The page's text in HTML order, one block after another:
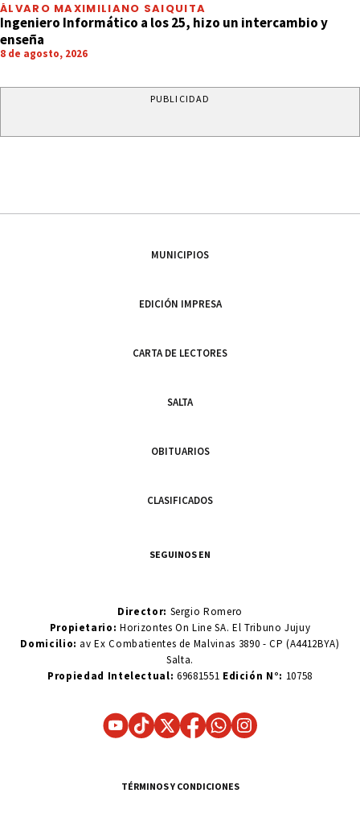
ÁLVARO MAXIMILIANO SAIQUITA
Ingeniero Informático a los 25, hizo un intercambio y
enseña
8 de agosto, 2026
PUBLICIDAD
MUNICIPIOS
EDICIÓN IMPRESA
CARTA DE LECTORES
SALTA
OBITUARIOS
CLASIFICADOS
SEGUINOS EN
Director: Sergio Romero
Propietario:Horizontes On Line SA. El Tribuno Jujuy
Domicilio: av Ex Combatientes de Malvinas 3890 - CP (A4412BYA)
Salta.
Propiedad Intelectual: 69681551 Edición N°: 10758
TÉRMINOS Y CONDICIONES